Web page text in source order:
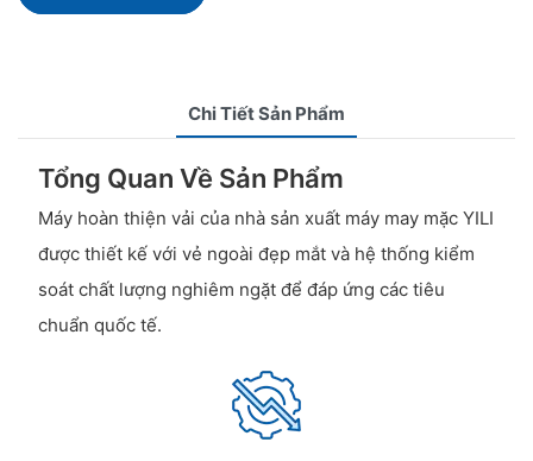
Chi Tiết Sản Phẩm
Tổng Quan Về Sản Phẩm
Máy hoàn thiện vải của nhà sản xuất máy may mặc YILI
được thiết kế với vẻ ngoài đẹp mắt và hệ thống kiểm
soát chất lượng nghiêm ngặt để đáp ứng các tiêu
chuẩn quốc tế.